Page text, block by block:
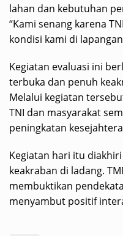
lahan dan kebutuhan
“Kami senang karena
kondisi kami di
Kegiatan evaluasi ini
terbuka dan penuh
Melalui kegiatan
TNI dan masyarakat
peningkatan
Kegiatan hari itu
keakraban di ladang.
membuktikan
menyambut positif